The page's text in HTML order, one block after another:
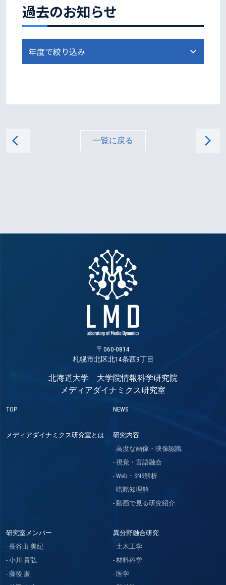
過去のお知らせ
arrow_back_ios 一覧に戻る arrow_forward_ios
〒060-0814
札幌市北区北14条西9丁目
北海道大学 大学院情報科学研究院
メディアダイナミクス研究室
TOP NEWS
メディアダイナミクス研究室とは
研究内容
高度な画像・映像認識
視覚・言語融合
Web・SNS解析
暗黙知理解
動画で見る研究紹介
研究室メンバー
長谷山 美紀
小川 貴弘
藤後 廉
異分野融合研究
土木工学
材料科学
医学